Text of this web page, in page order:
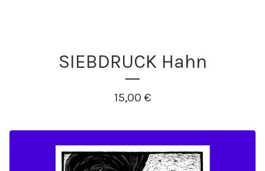
SIEBDRUCK Hahn
15,00 €